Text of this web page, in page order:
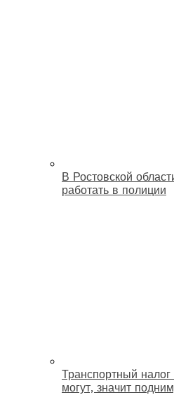
В Ростовской
работать в полиции
Транспортный налог
могут, значит